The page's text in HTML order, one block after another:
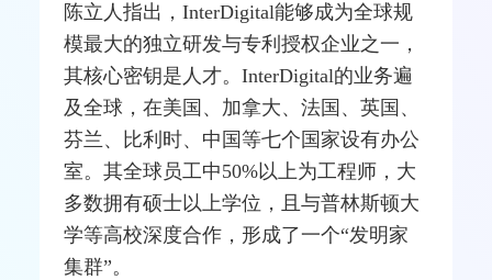
陈立人指出，InterDigital能够成为全球规
模最大的独立研发与专利授权企业之一，
其核心密钥是人才。InterDigital的业务遍
及全球，在美国、加拿大、法国、英国、
芬兰、比利时、中国等七个国家设有办公
室。其全球员工中50%以上为工程师，大
多数拥有硕士以上学位，且与普林斯顿大
学等高校深度合作，形成了一个“发明家
集群”。